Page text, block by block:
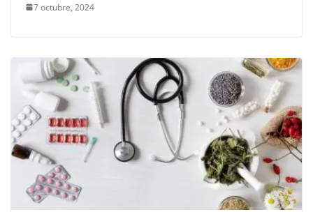
7 octubre, 2024